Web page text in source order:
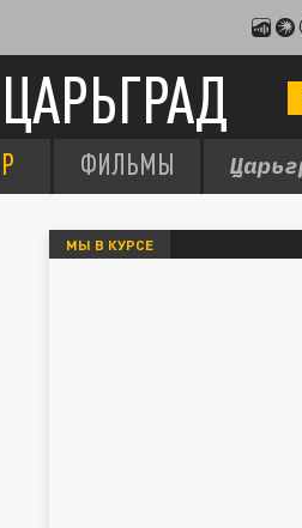
ЦАРЬГРАД
ФИЛЬМЫ
МЫ В КУРСЕ